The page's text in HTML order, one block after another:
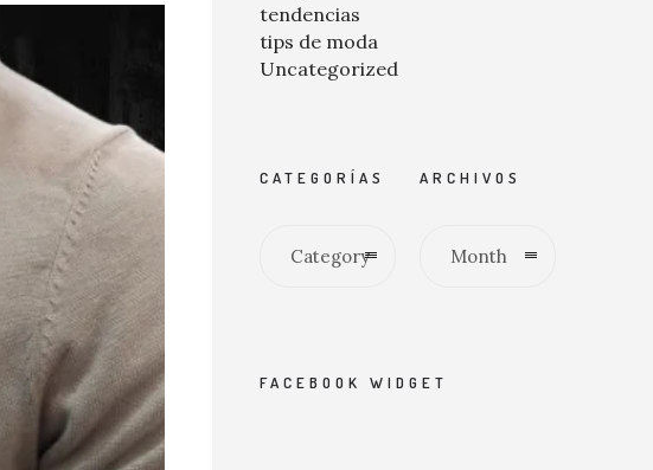
tendencias
tips de moda
Uncategorized
CATEGORÍAS
Category
ARCHIVOS
Month
FACEBOOK WIDGET